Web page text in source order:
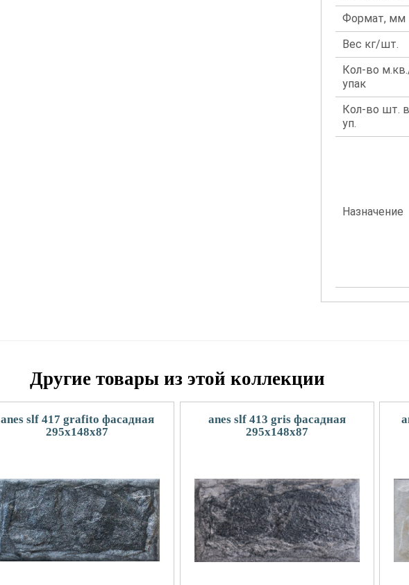
Формат, мм
Вес кг/шт.
Кол-во
упак
Кол-во шт. в
уп.
Назначение
Другие товары из этой коллекции
anes slf 417 grafito фасадная
295x148х87
anes slf 413 gris фасадная
295x148х87